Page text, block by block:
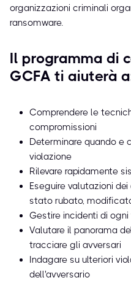
organizzazioni criminali
ransomware.
Il programma di
GCFA ti aiuterà
Comprendere le
compromissioni
Determinare quando e
violazione
Rilevare rapidamente
Eseguire valutazioni
stato rubato,
Gestire incidenti di
Valutare il panorama
tracciare gli avversari
Indagare su ulteriori
dell'avversario